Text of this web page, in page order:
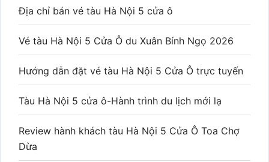
Địa chỉ bán vé tàu Hà Nội 5 cửa ô
Vé tàu Hà Nội 5 Cửa Ô du Xuân Bính Ngọ 2026
Hướng dẫn đặt vé tàu Hà Nội 5 Cửa Ô trực tuyến
Tàu Hà Nội 5 cửa ô-Hành trình du lịch mới lạ
Review hành khách tàu Hà Nội 5 Cửa Ô Toa Chợ
Dừa